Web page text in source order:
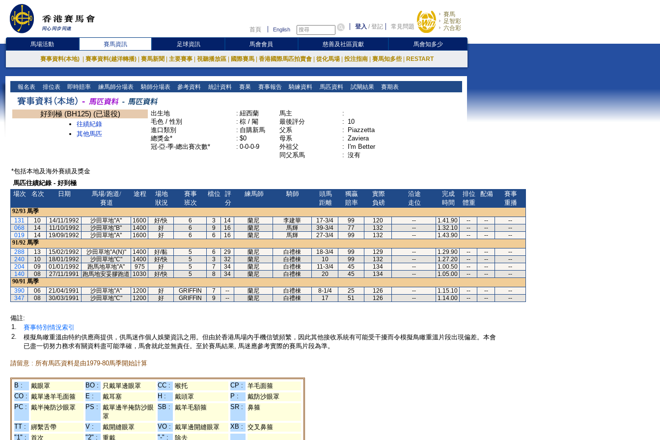
首頁 English 登入 /登記 常見問題
賽馬
足智彩
六合彩
馬場活動 賽馬資訊 足球資訊 馬會會員 慈善及社區貢獻 馬會知多少
賽事資料(本地) 賽事資料(越洋轉播) 賽馬新聞 主要賽事 視聽播放區 國際賽馬 香港國際馬匹拍賣會 從化馬場 投注指南 賽馬知多些 RESTART
報名表 排位表 即時賠率 練馬師分場表 騎師分場表 參考資料 統計資料 賽果 賽事報告 騎練資料 馬匹資料 試閘結果 賽期表
好到極 (BH125) (已退役)
往績紀錄
其他馬匹
出生地 : 紐西蘭
毛色 / 性別
: 棕 / 閹
進口類別
: 自購新馬
總獎金*
: $0
冠-亞-季-總出賽次數*
: 0-0-0-9
馬主
:
最後評分
: 10
父系
:
Piazzetta
母系
: Zaviera
外祖父
:
I'm Better
同父系馬
: 沒有
*包括本地及海外賽績及獎金
馬匹往績紀錄 - 好到極
場次
名次 日期
馬場/跑道/
賽道
途程
場地
狀況
賽事
班次
檔位
評
分
練馬師 騎師
頭馬
距離
獨贏
賠率
實際
負磅
沿途
走位
完成
時間
排位
體重
配備
賽事
重播
92/93 馬季
131
10 14/11/1992 沙田草地"A" 1600 好/快 6 3 14 蘭尼 李建華 17-3/4 99 120 -- 1.41.90 -- --
--
068
14 11/10/1992 沙田草地"B" 1400 好 6 9 16 蘭尼 馬輝 39-3/4 77 132 -- 1.32.10 -- --
--
019
14 19/09/1992 沙田草地"A" 1600 好 6 6 16 蘭尼 馬輝 27-3/4 99 132 -- 1.43.90 -- --
--
91/92 馬季
288
13 15/02/1992 沙田草地"A(N)" 1400 好/黏 5 6 29 蘭尼 白禮棟 18-3/4 99 129 -- 1.29.90 -- --
--
240
10 18/01/1992 沙田草地"C" 1400 好/快 5 3 32 蘭尼 白禮棟 10 99 132 -- 1.27.20 -- --
--
204
09 01/01/1992 跑馬地草地"A" 975 好 5 7 34 蘭尼 白禮棟 11-3/4 45 134 -- 1.00.50 -- --
--
140
08 27/11/1991 跑馬地安妥膠跑道 1030 好/快 5 8 34 蘭尼 白禮棟 20 45 134 -- 1.05.00 -- --
--
90/91 馬季
390
06 21/04/1991 沙田草地"A" 1200 好 GRIFFIN 7 -- 蘭尼 白禮棟 8-1/4 25 126 -- 1.15.10 -- --
--
347
08 30/03/1991 沙田草地"C" 1200 好 GRIFFIN 9 -- 蘭尼 白禮棟 17 51 126 -- 1.14.00 -- -- --
備註:
1.
賽事特別情況索引
2.
模擬鳥瞰重溫由特約供應商提供，供馬迷作個人娛樂資訊之用。但由於香港馬場內手機信號頻繁，因此其他接收系統有可能受干擾而令模擬鳥瞰重溫片段出現偏差。本會
已盡一切努力務求有關資料盡可能準確，馬會就此並無責任。至於賽馬結果, 馬迷應參考實際的賽馬片段為準。
請留意 : 所有馬匹資料是由1979-80馬季開始計算
B : 戴眼罩 BO : 只戴單邊眼罩 CC : 喉托 CP :
羊毛面箍
CO : 戴單邊羊毛面箍 E : 戴耳塞 H : 戴頭罩 P :
戴防沙眼罩
PC : 戴半掩防沙眼罩 PS :
戴單邊半掩防沙眼
罩
SB : 戴羊毛額箍 SR : 鼻箍
TT : 綁繫舌帶 V : 戴開縫眼罩 VO : 戴單邊開縫眼罩 XB :
交叉鼻箍
"1" :
首次 "2" : 重戴 "-" : 除去